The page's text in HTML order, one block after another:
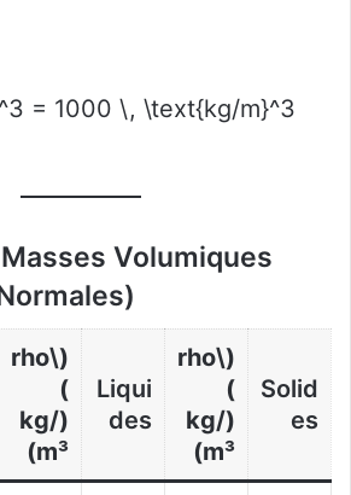
= 1000 \, \text{kg/m}^3
Volumiques
Solid
es
(\rho
)
(kg/
m³)
Liqui
des
(\rho
)
(kg/
m³)